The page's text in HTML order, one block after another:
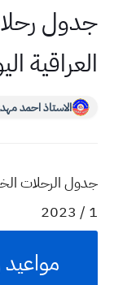
جدول
العراقية اليوم
الاستاذ احمد
1 / 2023
مواعيد